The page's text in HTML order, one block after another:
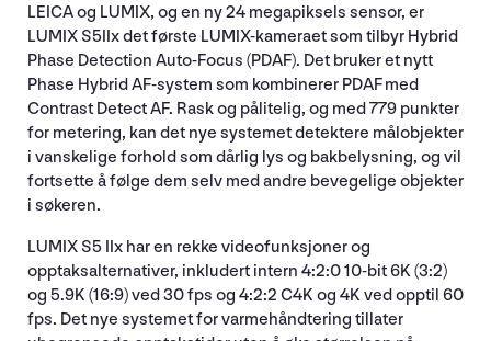
LEICA og LUMIX, og en ny 24 megapiksels sensor, er
LUMIX S5IIx det første LUMIX-kameraet som tilbyr Hybrid
Phase Detection Auto-Focus (PDAF). Det bruker et nytt
Phase Hybrid AF-system som kombinerer PDAF med
Contrast Detect AF. Rask og pålitelig, og med 779 punkter
for metering, kan det nye systemet detektere målobjekter
i vanskelige forhold som dårlig lys og bakbelysning, og vil
fortsette å følge dem selv med andre bevegelige objekter
i søkeren.
LUMIX S5 IIx har en rekke videofunksjoner og
opptaksalternativer, inkludert intern 4:2:0 10-bit 6K (3:2)
og 5.9K (16:9) ved 30 fps og 4:2:2 C4K og 4K ved opptil 60
fps. Det nye systemet for varmehåndtering tillater